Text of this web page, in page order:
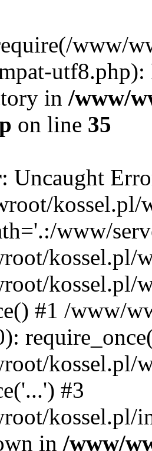
www/
utf8.php):
in /www/
on line 35
: Uncaught
kossel.pl/
www/
kossel.pl/
kossel.pl/
#1 /www/
kossel.pl/
#3
kossel.pl/
in /www/